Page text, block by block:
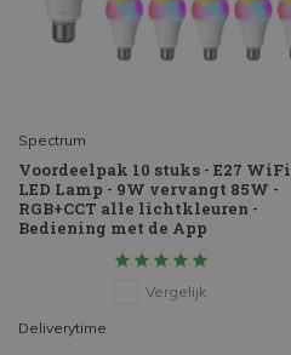
Spectrum
Voordeelpak 10 stuks - E27 WiFi
LED Lamp - 9W vervangt 85W -
RGB+CCT alle lichtkleuren -
Bediening met de App
Vergelijk
Deliverytime